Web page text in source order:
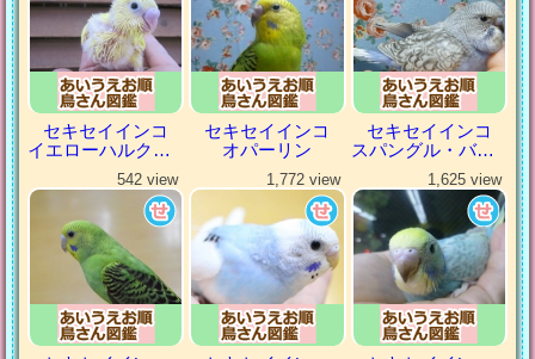
セキセイインコ
イエローハルクイン
セキセイインコ
オパーリン
セキセイインコ
スパングル・バイオレット
542 view 1,772 view 1,625 view